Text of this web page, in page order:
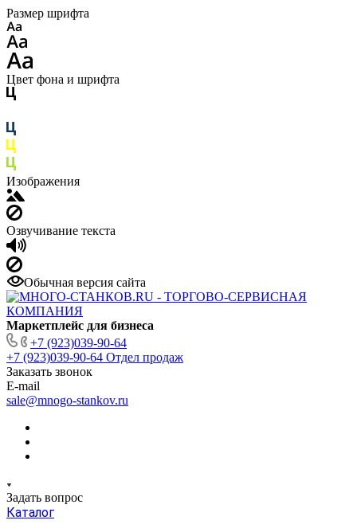
Размер шрифта
Цвет фона и шрифта
Изображения
Озвучивание текста
Обычная версия сайта
Маркетплейс для бизнеса
+7 (923)039-90-64
+7 (923)039-90-64 Отдел продаж
Заказать звонок
E-mail
sale@mnogo-stankov.ru
Задать вопрос
Каталог